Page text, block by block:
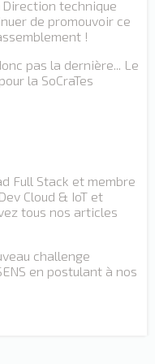
technique
de promouvoir ce
!
pas la dernière... Le
la SoCraTes
Full Stack et membre
Cloud & IoT et
tous nos articles
challenge
en postulant à nos